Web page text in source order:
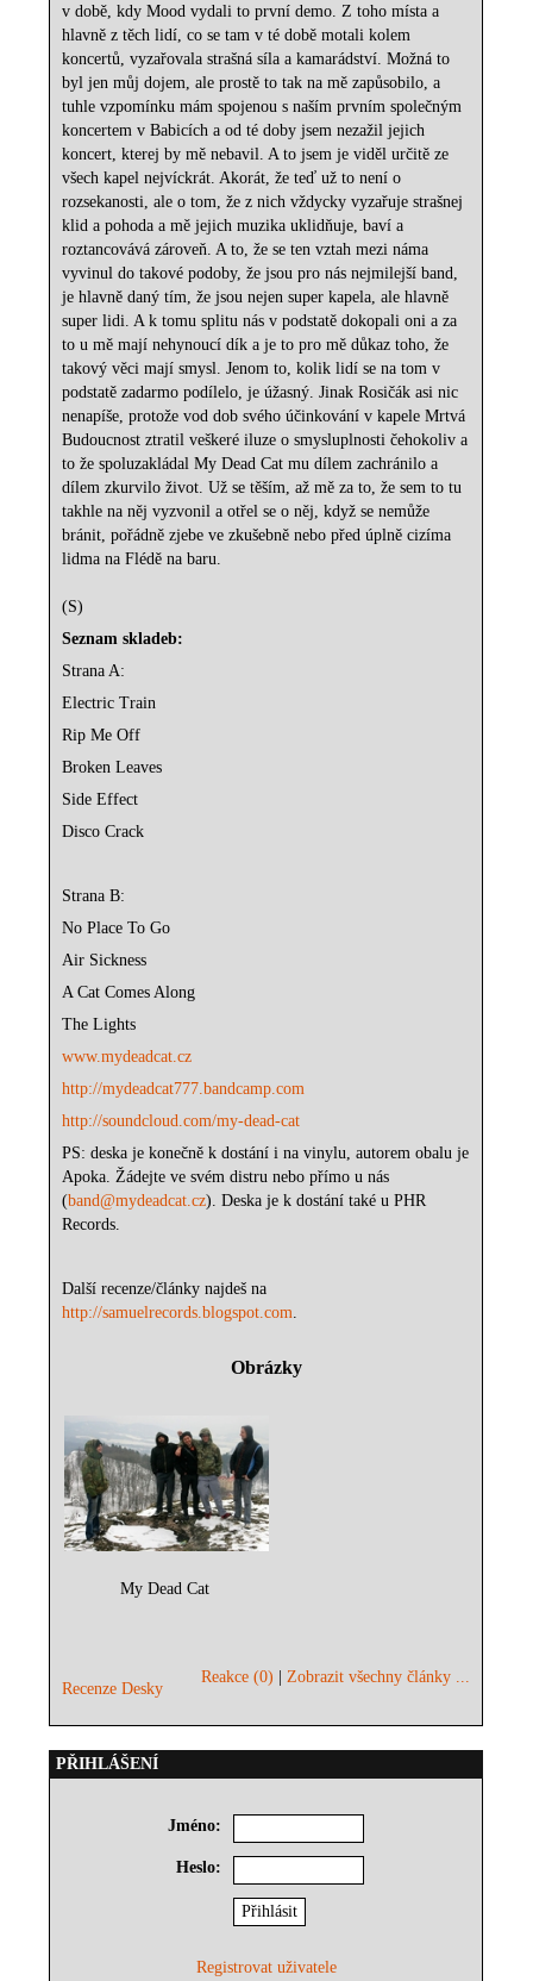
v době, kdy Mood vydali to první demo. Z toho místa a
hlavně z těch lidí, co se tam v té době motali kolem
koncertů, vyzařovala strašná síla a kamarádství. Možná to
byl jen můj dojem, ale prostě to tak na mě zapůsobilo, a
tuhle vzpomínku mám spojenou s naším prvním společným
koncertem v Babicích a od té doby jsem nezažil jejich
koncert, kterej by mě nebavil. A to jsem je viděl určitě ze
všech kapel nejvíckrát. Akorát, že teď už to není o
rozsekanosti, ale o tom, že z nich vždycky vyzařuje strašnej
klid a pohoda a mě jejich muzika uklidňuje, baví a
roztancovává zároveň. A to, že se ten vztah mezi náma
vyvinul do takové podoby, že jsou pro nás nejmilejší band,
je hlavně daný tím, že jsou nejen super kapela, ale hlavně
super lidi. A k tomu splitu nás v podstatě dokopali oni a za
to u mě mají nehynoucí dík a je to pro mě důkaz toho, že
takový věci mají smysl. Jenom to, kolik lidí se na tom v
podstatě zadarmo podílelo, je úžasný. Jinak Rosičák asi nic
nenapíše, protože vod dob svého účinkování v kapele Mrtvá
Budoucnost ztratil veškeré iluze o smysluplnosti čehokoliv a
to že spoluzakládal My Dead Cat mu dílem zachránilo a
dílem zkurvilo život. Už se těším, až mě za to, že sem to tu
takhle na něj vyzvonil a otřel se o něj, když se nemůže
bránit, pořádně zjebe ve zkušebně nebo před úplně cizíma
lidma na Flédě na baru.
(S)
Seznam skladeb:
Strana A:
Electric Train
Rip Me Off
Broken Leaves
Side Effect
Disco Crack
Strana B:
No Place To Go
Air Sickness
A Cat Comes Along
The Lights
www.mydeadcat.cz
http://mydeadcat777.bandcamp.com
http://soundcloud.com/my-dead-cat
PS: deska je konečně k dostání i na vinylu, autorem obalu je
Apoka. Žádejte ve svém distru nebo přímo u nás
(band@mydeadcat.cz). Deska je k dostání také u PHR
Records.
Další recenze/články najdeš na
http://samuelrecords.blogspot.com.
Obrázky
My Dead Cat
Recenze Desky
Reakce (0) |Zobrazit všechny články ...
PŘIHLÁŠENÍ
Jméno:
Heslo:
Registrovat uživatele